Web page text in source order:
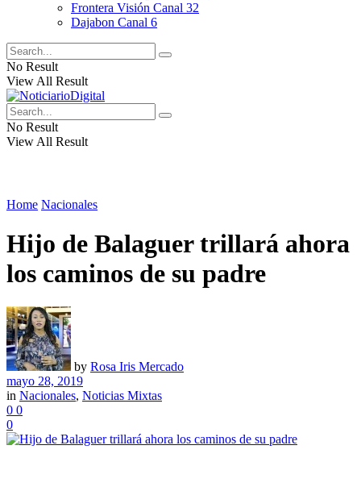
Frontera Visión Canal 32
Dajabon Canal 6
No Result
View All Result
No Result
View All Result
Home Nacionales
Hijo de Balaguer trillará ahora
los caminos de su padre
by Rosa Iris Mercado
mayo 28, 2019
in Nacionales, Noticias Mixtas
0 0
0